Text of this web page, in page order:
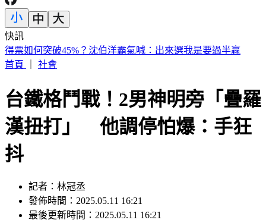
快訊
林志玲帶4歲兒出遊！母子合照曝光 粉色穿搭嫩回少女感
首頁
社會
台鐵格鬥戰！2男神明旁「疊羅
漢扭打」 他調停怕爆：手狂
抖
記者：林冠丞
發佈時間：2025.05.11 16:21
最後更新時間：2025.05.11 16:21